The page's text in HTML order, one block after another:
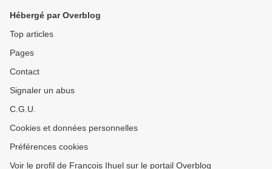
Hébergé par Overblog
Top articles
Pages
Contact
Signaler un abus
C.G.U.
Cookies et données personnelles
Préférences cookies
Voir le profil de François Ihuel sur le portail Overblog